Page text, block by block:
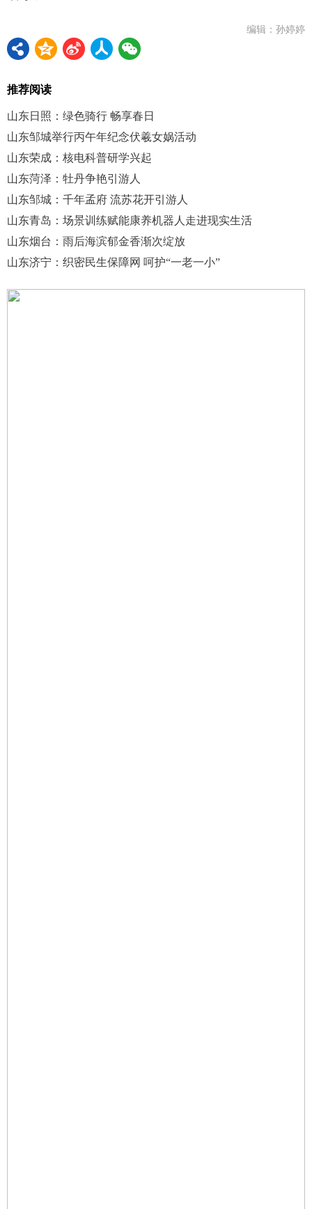
编辑：孙婷婷
推荐阅读
山东日照：绿色骑行 畅享春日
山东邹城举行丙午年纪念伏羲女娲活动
山东荣成：核电科普研学兴起
山东菏泽：牡丹争艳引游人
山东邹城：千年孟府 流苏花开引游人
山东青岛：场景训练赋能康养机器人走进现实生活
山东烟台：雨后海滨郁金香渐次绽放
山东济宁：织密民生保障网 呵护“一老一小”